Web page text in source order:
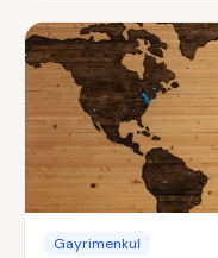
Gayrimenkul